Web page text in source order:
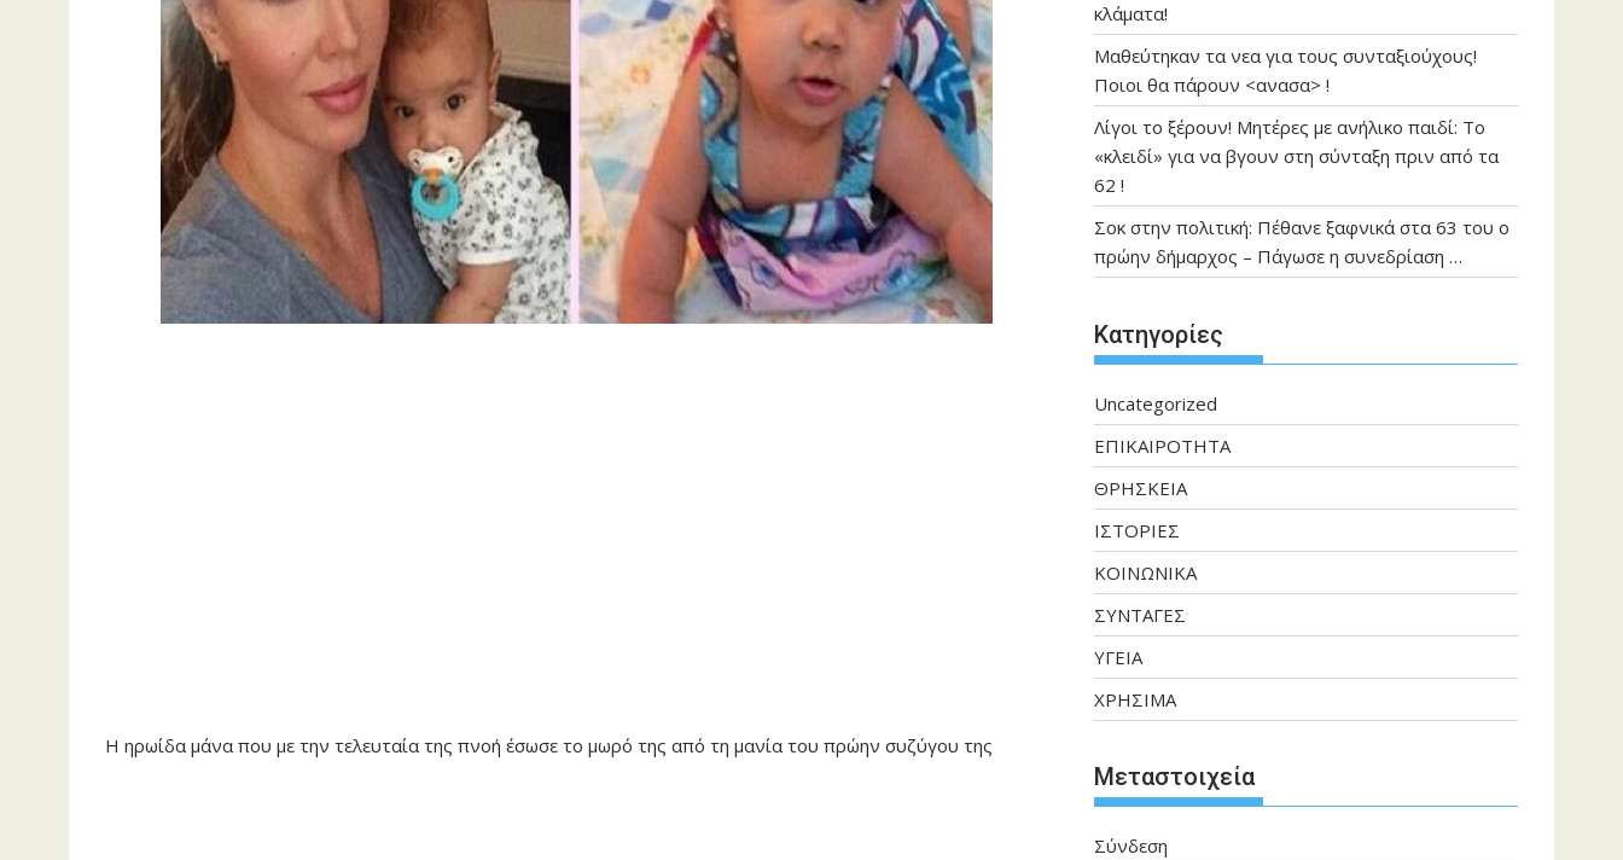
Η ηρωίδα μάνα που με την τελευταία της πνοή έσωσε το μωρό της από τη μανία του πρώην συζύγου της
κλάματα!
Μαθεύτηκαν τα νεα για τους συνταξιούχους!
Ποιοι θα πάρουν <ανασα> !
Λίγοι το ξέρουν! Μητέρες με ανήλικο παιδί: Το
«κλειδί» για να βγουν στη σύνταξη πριν από τα
62 !
Σοκ στην πολιτική: Πέθανε ξαφνικά στα 63 του ο
πρώην δήμαρχος – Πάγωσε η συνεδρίαση …
Kατηγορίες
Uncategorized
ΕΠΙΚΑΙΡΟΤΗΤΑ
ΘΡΗΣΚΕΙΑ
ΙΣΤΟΡΙΕΣ
ΚΟΙΝΩΝΙΚΑ
ΣΥΝΤΑΓΕΣ
ΥΓΕΙΑ
ΧΡΗΣΙΜΑ
Μεταστοιχεία
Σύνδεση